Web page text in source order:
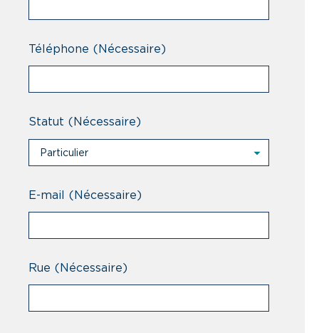
Téléphone (Nécessaire)
Statut (Nécessaire)
Particulier
Professionnel
E-mail (Nécessaire)
Rue (Nécessaire)